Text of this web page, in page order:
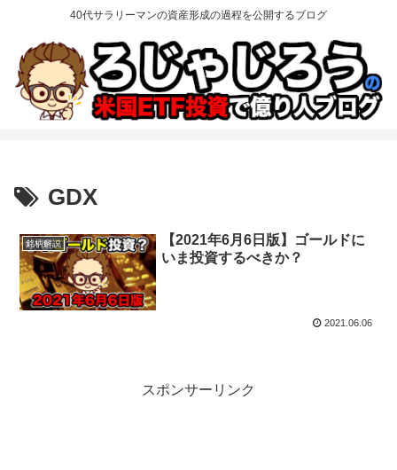
40代サラリーマンの資産形成の過程を公開するブログ
GDX
銘柄解説
【2021年6月6日版】ゴールドに
いま投資するべきか？
2021.06.06
スポンサーリンク